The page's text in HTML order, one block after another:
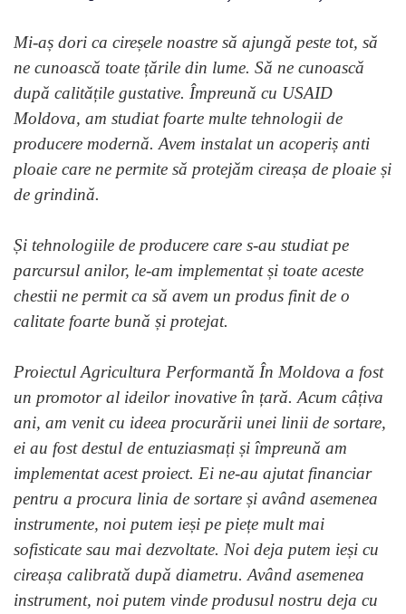
Mi-aș dori ca cireșele noastre să ajungă peste tot, să
ne cunoască toate țările din lume. Să ne cunoască
după calitățile gustative. Împreună cu USAID
Moldova, am studiat foarte multe tehnologii de
producere modernă. Avem instalat un acoperiș anti
ploaie care ne permite să protejăm cireașa de ploaie și
de grindină.
Și tehnologiile de producere care s-au studiat pe
parcursul anilor, le-am implementat și toate aceste
chestii ne permit ca să avem un produs finit de o
calitate foarte bună și protejat.
Proiectul Agricultura Performantă În Moldova a fost
un promotor al ideilor inovative în țară. Acum câțiva
ani, am venit cu ideea procurării unei linii de sortare,
ei au fost destul de entuziasmați și împreună am
implementat acest proiect. Ei ne-au ajutat financiar
pentru a procura linia de sortare și având asemenea
instrumente, noi putem ieși pe piețe mult mai
sofisticate sau mai dezvoltate. Noi deja putem ieși cu
cireașa calibrată după diametru. Având asemenea
instrument, noi putem vinde produsul nostru deja cu